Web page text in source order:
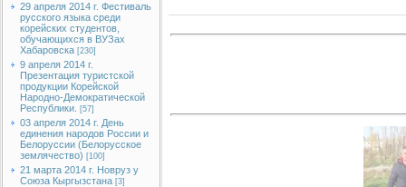
29 апреля 2014 г. Фестиваль
русского языка среди
корейских студентов,
обучающихся в ВУЗах
Хабаровска [230]
9 апреля 2014 г.
Презентация туристской
продукции Корейской
Народно-Демократической
Республики.
[57]
03 апреля 2014 г. День
единения народов России и
Белоруссии (Белорусское
землячество) [100]
21 марта 2014 г. Новруз у
Союза Кыргызстана [3]